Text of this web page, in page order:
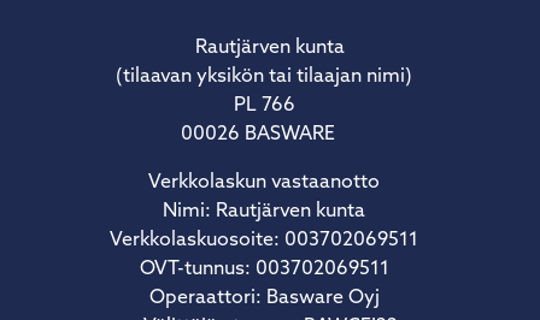
Rautjärven kunta
(tilaavan yksikön tai tilaajan nimi)
PL 766
00026 BASWARE
Verkkolaskun vastaanotto
Nimi: Rautjärven kunta
Verkkolaskuosoite: 003702069511
OVT-tunnus: 003702069511
Operaattori: Basware Oyj